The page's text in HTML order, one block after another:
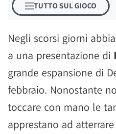
TUTTO SUL GIOCO
Negli scorsi giorni
a una presentazione di
grande espansione di
febbraio. Nonostante
toccare con mano le
apprestano ad